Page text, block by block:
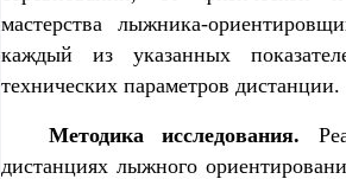
мастерства лыжника-
каждый из указанных
технических параметров дистанции.
Методика исследования.
дистанциях лыжного